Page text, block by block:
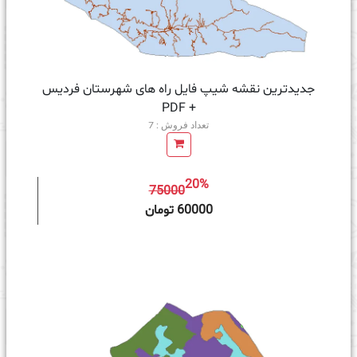
جدیدترین نقشه شیپ فایل راه های شهرستان فردیس
+ PDF
تعداد فروش : 7
7500020%
60000 تومان